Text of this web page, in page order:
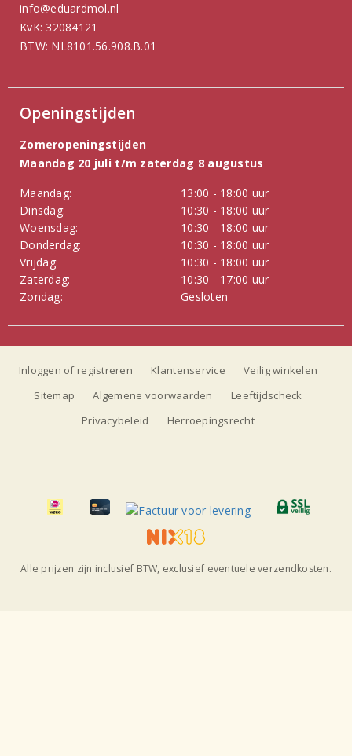
info@eduardmol.nl
KvK: 32084121
BTW: NL8101.56.908.B.01
Openingstijden
Zomeropeningstijden
Maandag 20 juli t/m zaterdag 8 augustus
Maandag:
13:00 - 18:00 uur
Dinsdag:
10:30 - 18:00 uur
Woensdag:
10:30 - 18:00 uur
Donderdag:
10:30 - 18:00 uur
Vrijdag:
10:30 - 18:00 uur
Zaterdag:
10:30 - 17:00 uur
Zondag:
Gesloten
Inloggen of registreren Klantenservice
Veilig winkelen
Sitemap
Algemene voorwaarden
Leeftijdscheck
Privacybeleid
Herroepingsrecht
Alle prijzen zijn inclusief BTW, exclusief eventuele verzendkosten.